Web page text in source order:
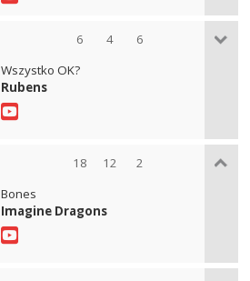
6 4 6
Wszystko OK?
Rubens
18 12 2
Bones
Imagine Dragons